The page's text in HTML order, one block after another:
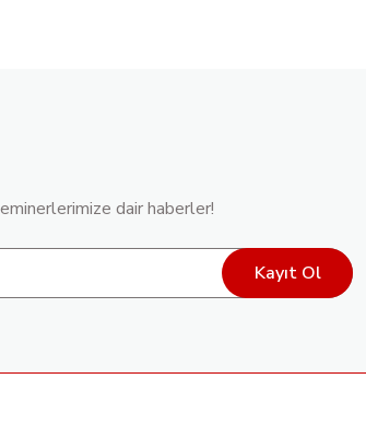
dair haberler!
Kayıt Ol